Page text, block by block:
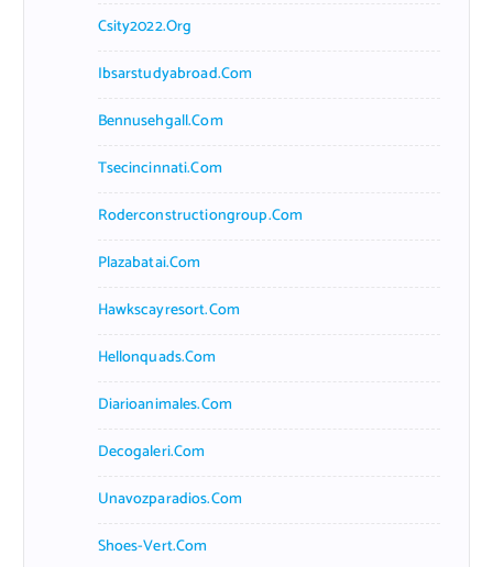
Csity2022.org
Ibsarstudyabroad.com
Bennusehgall.com
Tsecincinnati.com
Roderconstructiongroup.com
Plazabatai.com
Hawkscayresort.com
Hellonquads.com
Diarioanimales.com
Decogaleri.com
Unavozparadios.com
Shoes-Vert.com